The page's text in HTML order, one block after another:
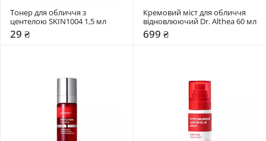
Тонер для обличчя з
центелою SKIN1004 1,5 мл
29 ₴
Кремовий міст для обличчя
відновлюючий Dr. Althea 60 мл
699 ₴